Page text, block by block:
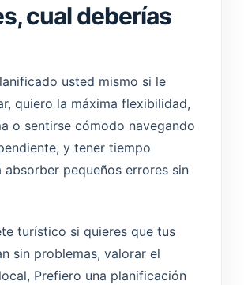
cual deberías
usted mismo si le
quiero la máxima flexibilidad,
o sentirse cómodo navegando
y tener tiempo
absorber pequeños errores sin
turístico si quieres que tus
sin problemas, valorar el
Prefiero una planificación